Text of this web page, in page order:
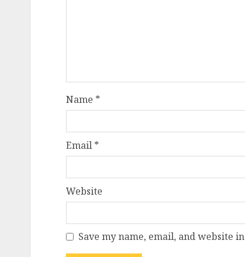
Name *
Email *
Website
Save my name, email, and website